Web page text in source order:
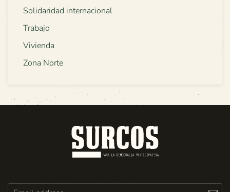
Solidaridad internacional
Trabajo
Vivienda
Zona Norte